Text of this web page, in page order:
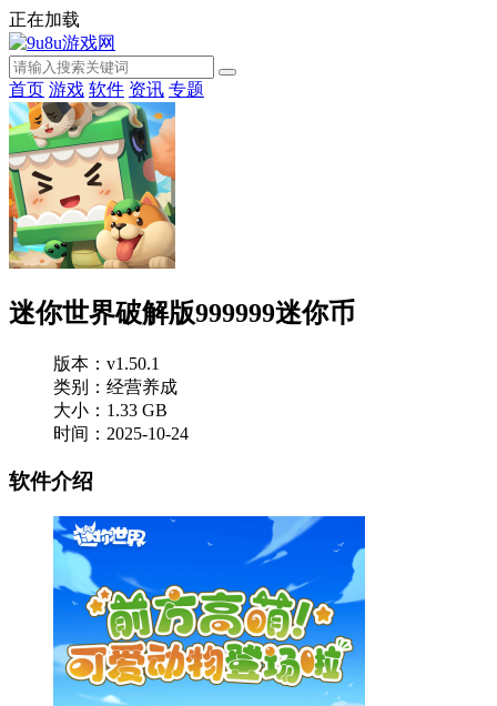
正在加载
首页 游戏 软件 资讯 专题
迷你世界破解版999999迷你币
版本：v1.50.1
类别：经营养成
大小：1.33 GB
时间：2025-10-24
软件介绍